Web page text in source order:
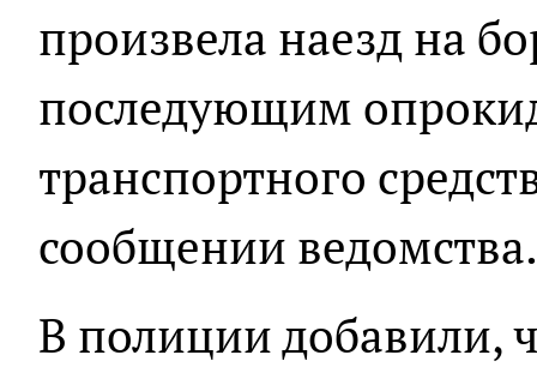
произвела наезд на
последующим
транспортного
сообщении ведомства.
В полиции добавили,